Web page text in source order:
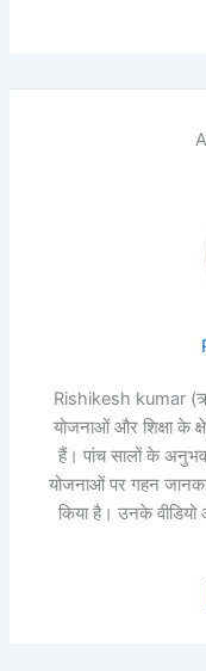
Rishikesh kumar
योजनाओं और शिक्षा के
हैं। पांच सालों के
योजनाओं पर गहन
किया है। उनके